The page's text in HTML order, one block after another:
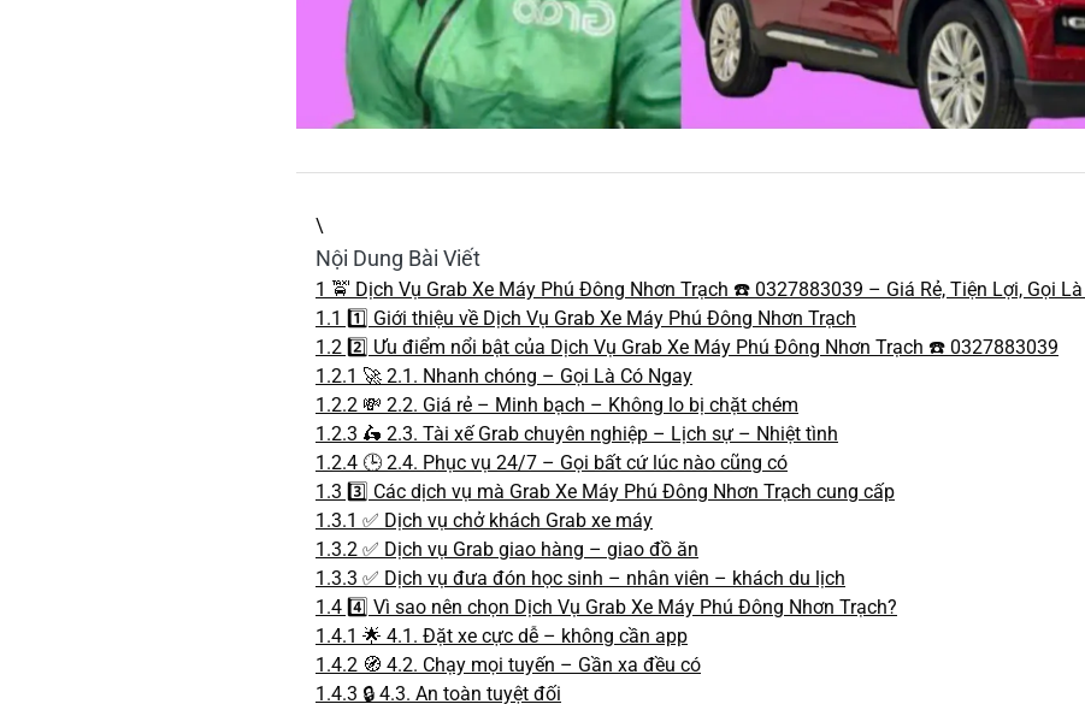
\
Nội Dung Bài Viết
1 🚖 Dịch Vụ Grab Xe Máy Phú Đông Nhơn Trạch ☎️ 0327883039 – Giá Rẻ, Tiện Lợi, Gọi Là
1.1 1️⃣ Giới thiệu về Dịch Vụ Grab Xe Máy Phú Đông Nhơn Trạch
1.2 2️⃣ Ưu điểm nổi bật của Dịch Vụ Grab Xe Máy Phú Đông Nhơn Trạch ☎️ 0327883039
1.2.1 🚀 2.1. Nhanh chóng – Gọi Là Có Ngay
1.2.2 💸 2.2. Giá rẻ – Minh bạch – Không lo bị chặt chém
1.2.3 🛵 2.3. Tài xế Grab chuyên nghiệp – Lịch sự – Nhiệt tình
1.2.4 🕒 2.4. Phục vụ 24/7 – Gọi bất cứ lúc nào cũng có
1.3 3️⃣ Các dịch vụ mà Grab Xe Máy Phú Đông Nhơn Trạch cung cấp
1.3.1 ✅ Dịch vụ chở khách Grab xe máy
1.3.2 ✅ Dịch vụ Grab giao hàng – giao đồ ăn
1.3.3 ✅ Dịch vụ đưa đón học sinh – nhân viên – khách du lịch
1.4 4️⃣ Vì sao nên chọn Dịch Vụ Grab Xe Máy Phú Đông Nhơn Trạch?
1.4.1 🌟 4.1. Đặt xe cực dễ – không cần app
1.4.2 🧭 4.2. Chạy mọi tuyến – Gần xa đều có
1.4.3 🔒 4.3. An toàn tuyệt đối